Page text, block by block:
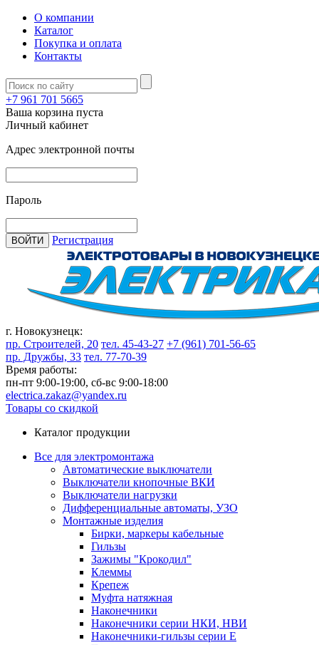
О компании
Каталог
Покупка и оплата
Контакты
+7 961 701 5665
Ваша корзина пуста
Личный кабинет
Адрес электронной почты
Пароль
ВОЙТИ Регистрация
г. Новокузнецк:
пр. Строителей, 20 тел. 45-43-27 +7 (961) 701-56-65
пр. Дружбы, 33 тел. 77-70-39
Время работы:
пн-пт 9:00-19:00, сб-вс 9:00-18:00
electrica.zakaz@yandex.ru
Товары со скидкой
Каталог продукции
Все для электромонтажа
Автоматические выключатели
Выключатели кнопочные ВКИ
Выключатели нагрузки
Дифференциальные автоматы, УЗО
Монтажные изделия
Бирки, маркеры кабельные
Гильзы
Зажимы "Крокодил"
Клеммы
Крепеж
Муфта натяжная
Наконечники
Наконечники серии НКИ, НВИ
Наконечники-гильзы серии Е